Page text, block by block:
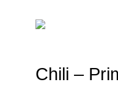
Chili –